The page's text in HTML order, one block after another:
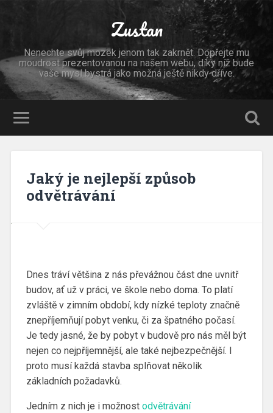
Zustan
Nenechte svůj mozek jenom tak zakrnět. Dopřejte mu
moudrost prezentovanou na našem webu, díky níž bude
vaše mysl bystrá jako možná ještě nikdy dříve.
Jaký je nejlepší způsob
odvětrávání
Dnes tráví většina z nás převážnou část dne uvnitř
budov, ať už v práci, ve škole nebo doma. To platí
zvláště v zimním období, kdy nízké teploty značně
znepříjemňují pobyt venku, či za špatného počasí.
Je tedy jasné, že by pobyt v budově pro nás měl být
nejen co nejpříjemnější, ale také nejbezpečnější. I
proto musí každá stavba splňovat několik
základních požadavků.
Jedním z nich je i možnost odvětrávání